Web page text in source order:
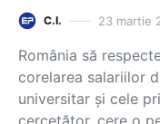
C.I. 23 martie
România să
corelarea salariilor
universitar și cele
cercetător, cere o